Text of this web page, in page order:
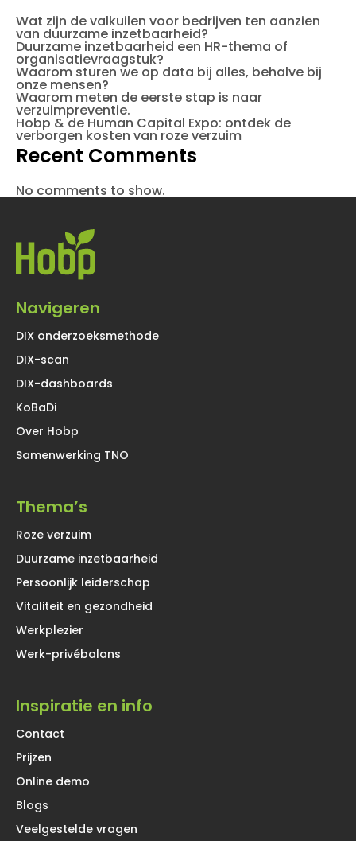
Wat zijn de valkuilen voor bedrijven ten aanzien
van duurzame inzetbaarheid?
Duurzame inzetbaarheid een HR-thema of
organisatievraagstuk?
Waarom sturen we op data bij alles, behalve bij
onze mensen?
Waarom meten de eerste stap is naar
verzuimpreventie.
Hobp & de Human Capital Expo: ontdek de
verborgen kosten van roze verzuim
Recent Comments
No comments to show.
Navigeren
DIX onderzoeksmethode
DIX-scan
DIX-dashboards
KoBaDi
Over Hobp
Samenwerking TNO
Thema’s
Roze verzuim
Duurzame inzetbaarheid
Persoonlijk leiderschap
Vitaliteit en gezondheid
Werkplezier
Werk-privébalans
Inspiratie en info
Contact
Prijzen
Online demo
Blogs
Veelgestelde vragen